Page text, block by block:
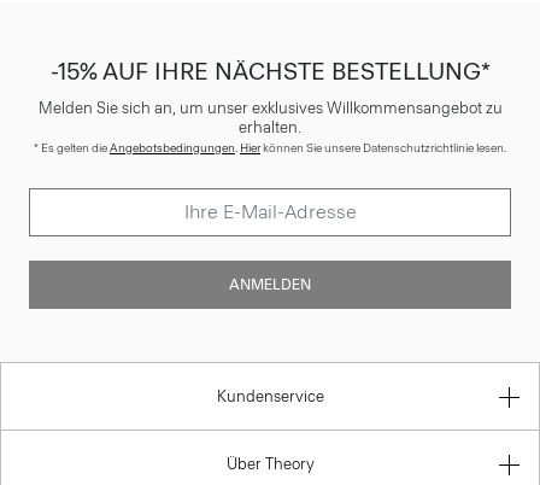
-15% AUF IHRE NÄCHSTE BESTELLUNG*
Melden Sie sich an, um unser exklusives Willkommensangebot zu
erhalten.
* Es gelten dieAngebotsbedingungen. Hierkönnen Sie unsere Datenschutzrichtlinie lesen.
ANMELDEN
Kundenservice
Über Theory